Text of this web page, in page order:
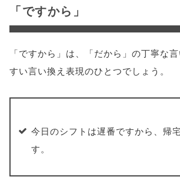
「ですから」
「ですから」は、「だから」の丁寧な
すい言い換え表現のひとつでしょう。
今日のシフトは遅番ですから、帰
す。